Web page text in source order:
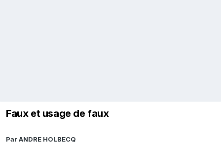
Faux et usage de faux
ParANDRE HOLBECQ